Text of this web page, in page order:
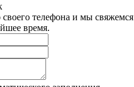
телефона и мы свяжемся
время.